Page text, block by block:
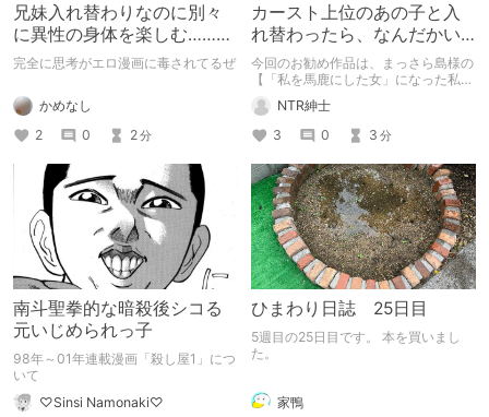
兄妹入れ替わりなのに別々
に異性の身体を楽しむ……だ
と……
完全に思考がエロ漫画に毒されてるぜ
かめなし
2
0 2分
カースト上位のあの子と入
れ替わったら、なんだかい
い感じ！
今回のお勧め作品は、まっさら島様の
【「私を馬鹿にした女」になった私】
は、「男性と女性」ですが、本作では
「女性と女性」です。 そういう意味
で、比較的に抵抗感がない作品となっ
ています。
NTR紳士
3
0 3 分
南斗聖拳的な暗殺後シコる
元いじめられっ子
98年～01年連載漫画「殺し屋1」につ
いて
♡Sinsi Namonaki♡
ひまわり日誌 25日目
5週目の25日目です。 本を買いまし
た。
家鴨